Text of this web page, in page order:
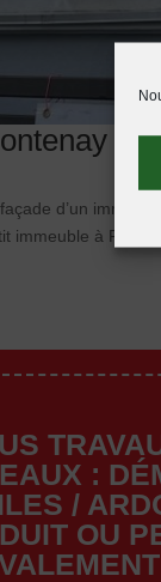
d’un
immeuble à
:
/
OU